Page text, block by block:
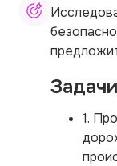
Задачи
1.